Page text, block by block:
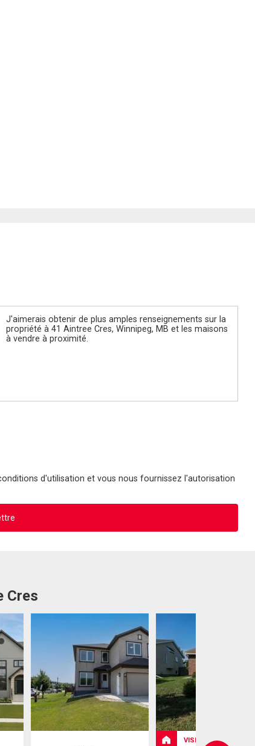
d'utilisation et vous nous fournissez l'autorisation
Cres
VISITE LIBRE